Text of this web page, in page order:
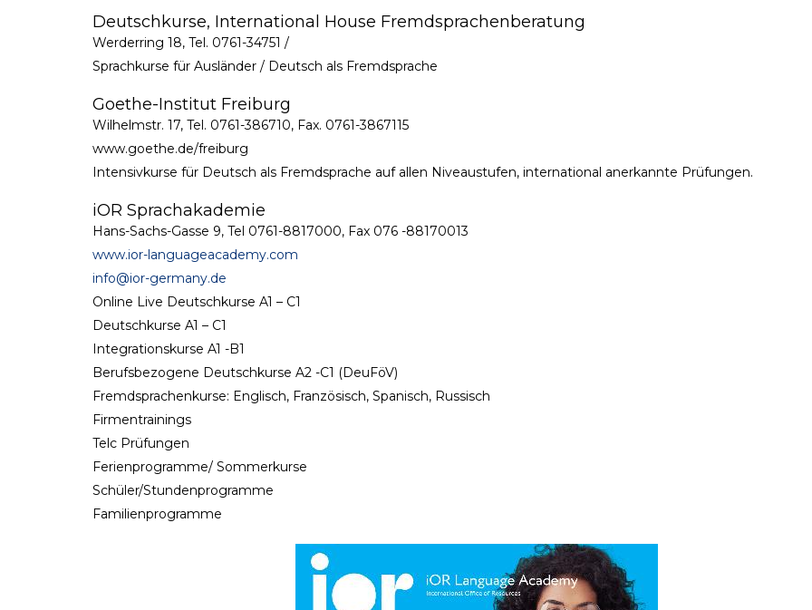
Deutschkurse, International House Fremdsprachenberatung
Werderring 18, Tel. 0761-34751 /
Sprachkurse für Ausländer / Deutsch als Fremdsprache
Goethe-Institut Freiburg
Wilhelmstr. 17, Tel. 0761-386710, Fax. 0761-3867115
www.goethe.de/freiburg
Intensivkurse für Deutsch als Fremdsprache auf allen Niveaustufen, international anerkannte Prüfungen.
iOR Sprachakademie
Hans-Sachs-Gasse 9, Tel 0761-8817000, Fax 076 -88170013
www.ior-languageacademy.com
info@ior-germany.de
Online Live Deutschkurse A1 – C1
Deutschkurse A1 – C1
Integrationskurse A1 -B1
Berufsbezogene Deutschkurse A2 -C1 (DeuFöV)
Fremdsprachenkurse: Englisch, Französisch, Spanisch, Russisch
Firmentrainings
Telc Prüfungen
Ferienprogramme/ Sommerkurse
Schüler/Stundenprogramme
Familienprogramme